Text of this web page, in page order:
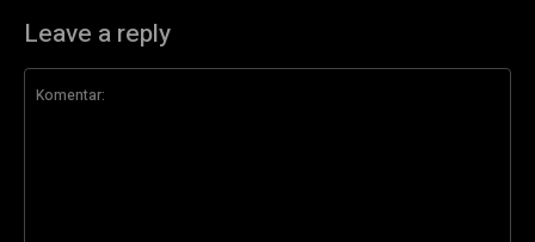
Leave a reply